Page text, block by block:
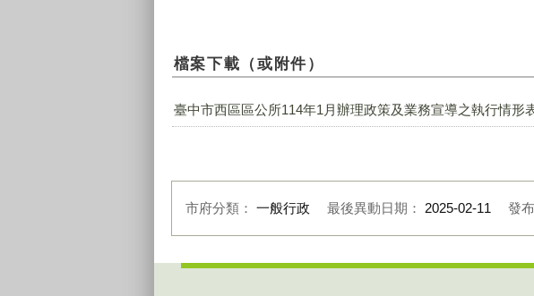
檔案下載（或附件）
臺中市西區區公所114年1月辦理政策及業務宣導之執行情形
市府分類： 一般行政 最後異動日期： 2025-02-11 發